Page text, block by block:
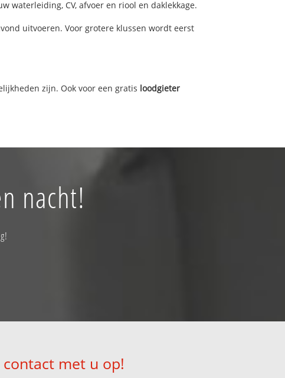
waterleiding, CV, afvoer en riool en daklekkage.
uitvoeren. Voor grotere klussen wordt eerst
zijn. Ook voor een gratis loodgieter
nacht!
met u op!